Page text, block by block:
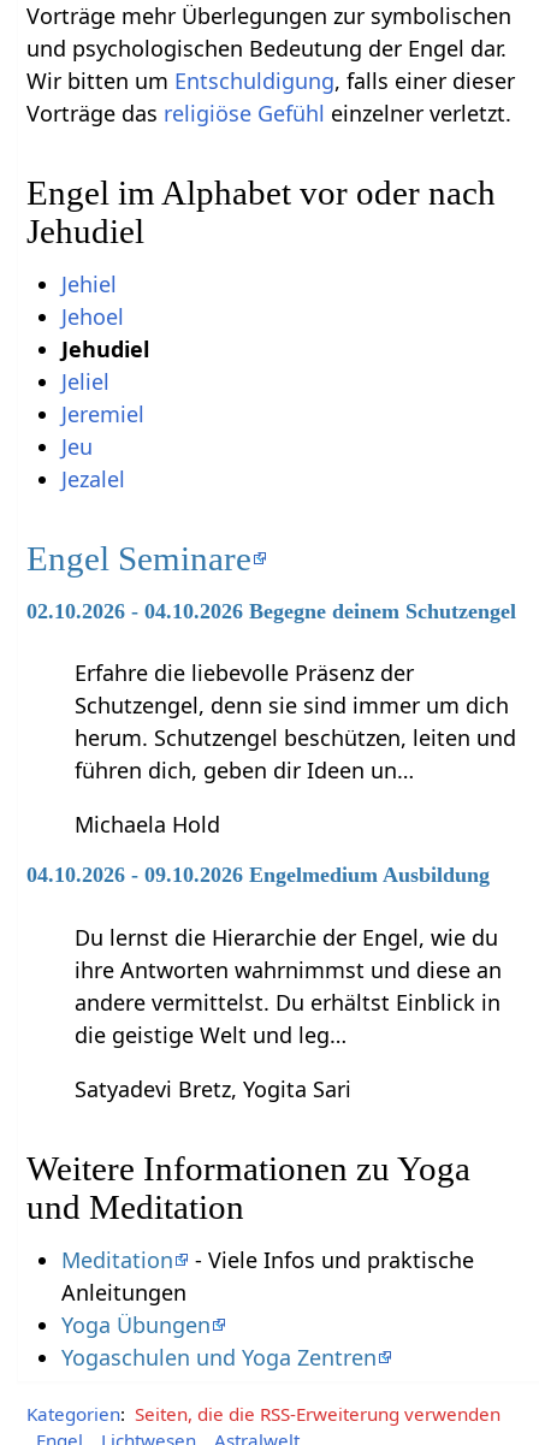
Vorträge mehr Überlegungen zur symbolischen
und psychologischen Bedeutung der Engel dar.
Wir bitten um Entschuldigung, falls einer dieser
Vorträge das religiöse Gefühl einzelner verletzt.
Engel im Alphabet vor oder nach
Jehudiel
Jehiel
Jehoel
Jehudiel
Jeliel
Jeremiel
Jeu
Jezalel
Engel Seminare
02.10.2026 - 04.10.2026 Begegne deinem Schutzengel
Erfahre die liebevolle Präsenz der
Schutzengel, denn sie sind immer um dich
herum. Schutzengel beschützen, leiten und
führen dich, geben dir Ideen un…
Michaela Hold
04.10.2026 - 09.10.2026 Engelmedium Ausbildung
Du lernst die Hierarchie der Engel, wie du
ihre Antworten wahrnimmst und diese an
andere vermittelst. Du erhältst Einblick in
die geistige Welt und leg…
Satyadevi Bretz, Yogita Sari
Weitere Informationen zu Yoga
und Meditation
Meditation
- Viele Infos und praktische
Anleitungen
Yoga Übungen
Yogaschulen und Yoga Zentren
Kategorien: Seiten, die die RSS-Erweiterung verwenden